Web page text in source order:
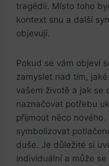
tragédii. Místo toho
kontext snu a další
objevují.
Pokud ⁣se ‌vám objeví​
zamyslet nad⁤ tím,
vašem životě a jak se
naznačovat ⁣potřebu
přijmout něco nového.
symbolizovat
duše. ⁢Je důležité si
individuální a ⁢může